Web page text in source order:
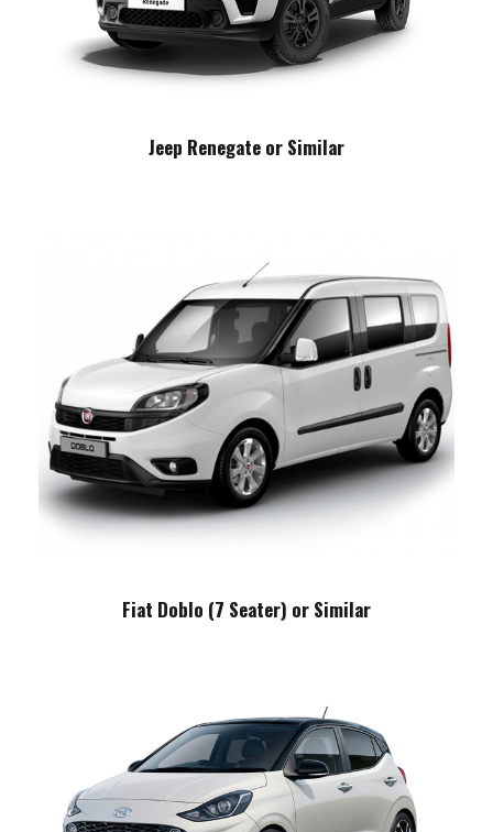
Jeep Renegate or Similar
Fiat Doblo (7 Seater) or Similar